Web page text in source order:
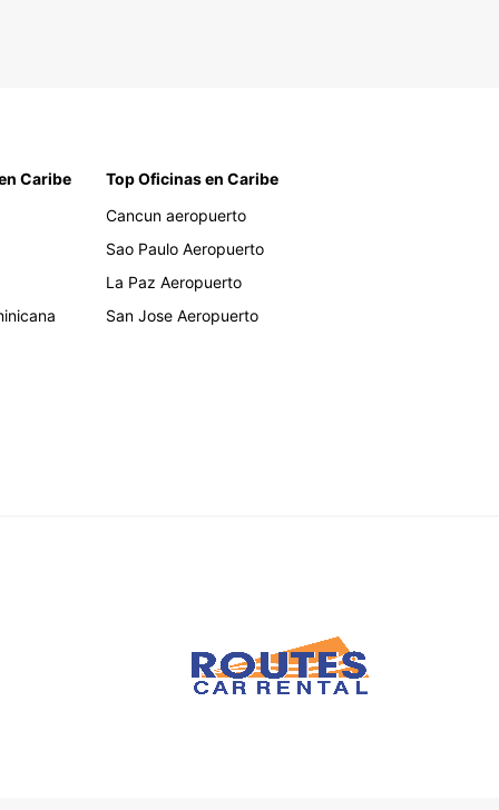
Caribe
Top Oficinas en Caribe
Cancun aeropuerto
Sao Paulo Aeropuerto
La Paz Aeropuerto
San Jose Aeropuerto